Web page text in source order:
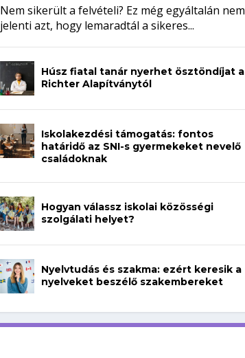
Nem sikerült a felvételi? Ez még egyáltalán nem
jelenti azt, hogy lemaradtál a sikeres...
Húsz fiatal tanár nyerhet ösztöndíjat a
Richter Alapítványtól
Iskolakezdési támogatás: fontos
határidő az SNI-s gyermekeket nevelő
családoknak
Hogyan válassz iskolai közösségi
szolgálati helyet?
Nyelvtudás és szakma: ezért keresik a
nyelveket beszélő szakembereket